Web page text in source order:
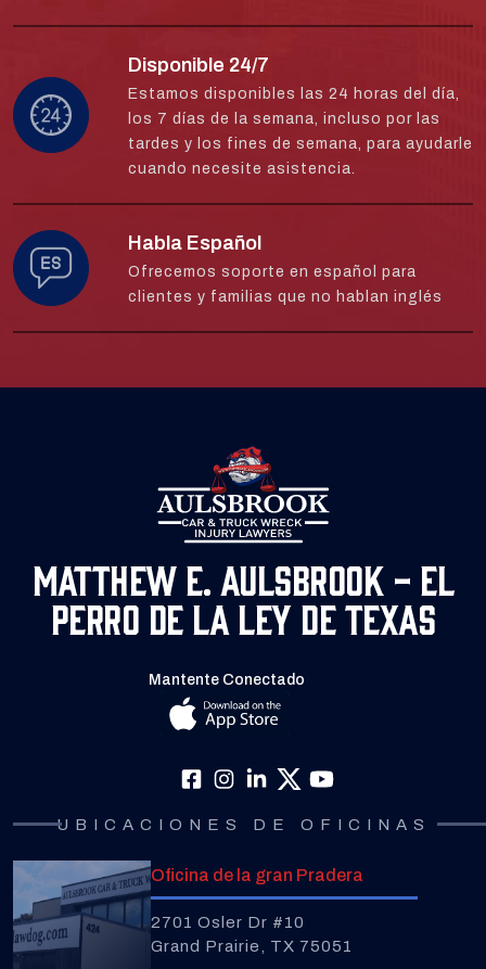
Disponible 24/7
Estamos disponibles las 24 horas del día,
los 7 días de la semana, incluso por las
tardes y los fines de semana, para ayudarle
cuando necesite asistencia.
Habla Español
Ofrecemos soporte en español para
clientes y familias que no hablan inglés
Matthew E. Aulsbrook - El
Perro de la Ley de Texas
Mantente Conectado
UBICACIONES DE OFICINAS
Oficina de la gran Pradera
2701 Osler Dr #10
Grand Prairie, TX 75051